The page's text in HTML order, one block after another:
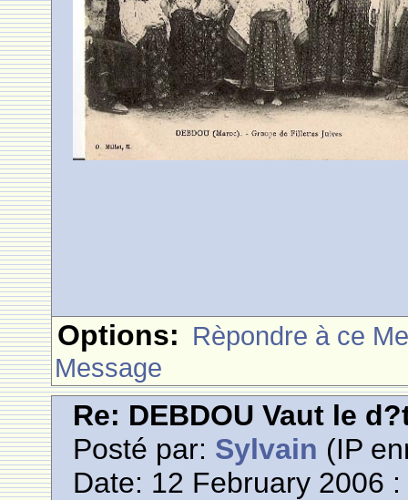
Options: Rèpondre à ce
Message
Re: DEBDOU Vaut le
Posté par: Sylvain (IP
Date: 12 February 2006